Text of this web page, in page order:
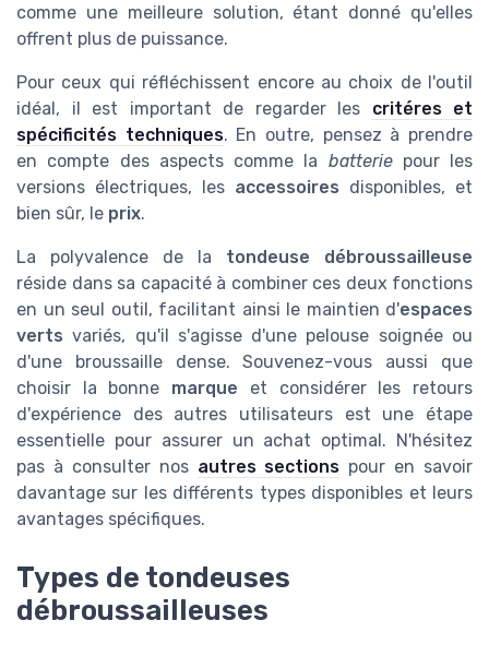
comme une meilleure solution, étant donné qu'elles
offrent plus de puissance.
Pour ceux qui réfléchissent encore au choix de l'outil
idéal, il est important de regarder les critéres et
spécificités techniques. En outre, pensez à prendre
en compte des aspects comme la batteriepour les
versions électriques, les accessoires disponibles, et
bien sûr, le prix.
La polyvalence de la tondeuse débroussailleuse
réside dans sa capacité à combiner ces deux fonctions
en un seul outil, facilitant ainsi le maintien d'espaces
verts variés, qu'il s'agisse d'une pelouse soignée ou
d'une broussaille dense. Souvenez-vous aussi que
choisir la bonne marque et considérer les retours
d'expérience des autres utilisateurs est une étape
essentielle pour assurer un achat optimal. N'hésitez
pas à consulter nos autres sections pour en savoir
davantage sur les différents types disponibles et leurs
avantages spécifiques.
Types de tondeuses
débroussailleuses